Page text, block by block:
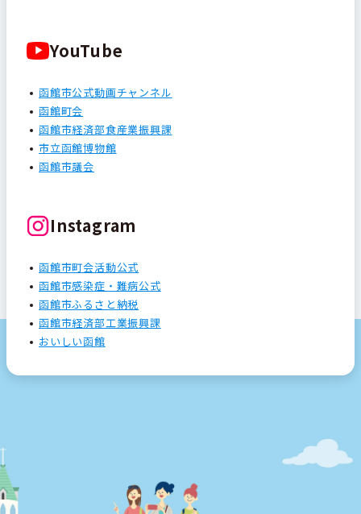
YouTube
函館市公式動画チャンネル
函館町会
函館市経済部食産業振興課
市立函館博物館
函館市議会
Instagram
函館市町会活動公式
函館市感染症・難病公式
函館市ふるさと納税
函館市経済部工業振興課
おいしい函館